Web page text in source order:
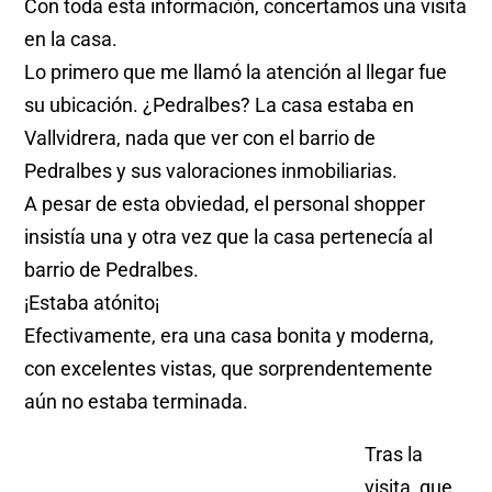
Con toda esta información, concertamos una visita
en la casa.
Lo primero que me llamó la atención al llegar fue
su ubicación. ¿Pedralbes? La casa estaba en
Vallvidrera, nada que ver con el barrio de
Pedralbes y sus valoraciones inmobiliarias.
A pesar de esta obviedad, el personal shopper
insistía una y otra vez que la casa pertenecía al
barrio de Pedralbes.
¡Estaba atónito¡
Efectivamente, era una casa bonita y moderna,
con excelentes vistas, que sorprendentemente
aún no estaba terminada.
Tras la
visita, que